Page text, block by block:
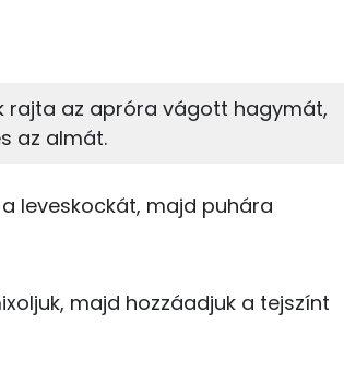
23 kcal
14 kcal
rajta az apróra vágott hagymát,
az almát.
leveskockát, majd puhára
majd hozzáadjuk a tejszínt